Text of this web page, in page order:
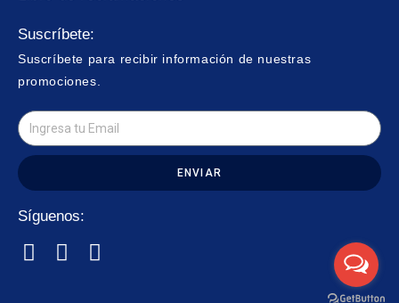
Suscríbete:
Suscríbete para recibir información de nuestras
promociones.
ENVIAR
Síguenos: